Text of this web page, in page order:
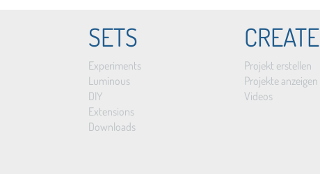
SETS
Experiments
Luminous
DIY
Extensions
Downloads
CREATE
Projekt erstellen
Projekte anzeigen
Videos